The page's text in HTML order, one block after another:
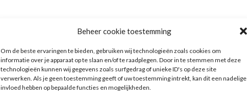
Beheer cookie toestemming
Om de beste ervaringen te bieden, gebruiken wij technologieën zoals cookies om
informatie over je apparaat op te slaan en/of te raadplegen. Door in te stemmen met deze
technologieën kunnen wij gegevens zoals surfgedrag of unieke ID's op deze site
verwerken. Als je geen toestemming geeft of uw toestemming intrekt, kan dit een nadelige
invloed hebben op bepaalde functies en mogelijkheden.